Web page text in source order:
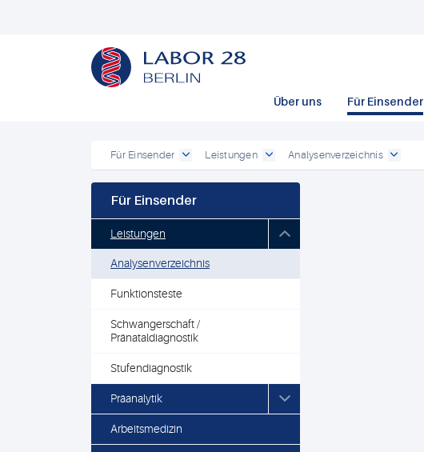
Über uns Für Einsender
Für Einsender Leistungen Analysenverzeichnis
Für Einsender
Leistungen
Analysenverzeichnis
Funktionsteste
Schwangerschaft /
Pränataldiagnostik
Stufendiagnostik
Präanalytik
Arbeitsmedizin